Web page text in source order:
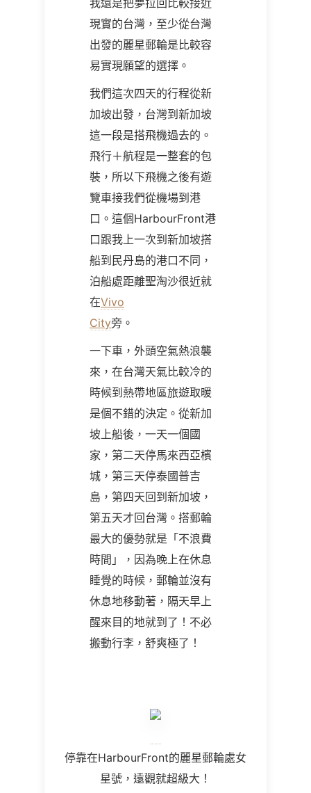
我還是把夢拉回比較接近
現實的台灣，至少從台灣
出發的麗星郵輪是比較容
易實現願望的選擇。
我們這次四天的行程從新
加坡出發，台灣到新加坡
這一段是搭飛機過去的。
飛行＋航程是一整套的包
裝，所以下飛機之後有遊
覽車接我們從機場到港
口。這個HarbourFront港
口跟我上一次到新加坡搭
船到民丹島的港口不同，
泊船處距離聖淘沙很近就
在Vivo
City旁。
一下車，外頭空氣熱浪襲
來，在台灣天氣比較冷的
時候到熱帶地區旅遊取暖
是個不錯的決定。從新加
坡上船後，一天一個國
家，第二天停馬來西亞檳
城，第三天停泰國普吉
島，第四天回到新加坡，
第五天才回台灣。搭郵輪
最大的優勢就是「不浪費
時間」，因為晚上在休息
睡覺的時候，郵輪並沒有
休息地移動著，隔天早上
醒來目的地就到了！不必
搬動行李，舒爽極了！
停靠在HarbourFront的麗星郵輪處女
星號，遠觀就超級大！